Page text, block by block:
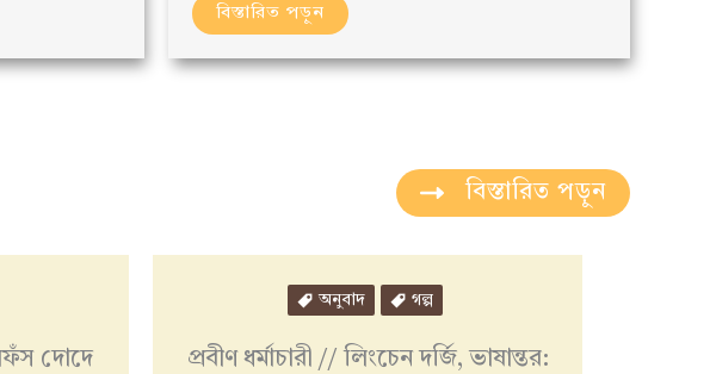
বিস্তারিত পড়ুন
বিস্তারিত পড়ুন
দোদে
অনুবাদ গল্প
প্রবীণ ধর্মাচারী // লিংচেন দর্জি, ভাষান্তর: